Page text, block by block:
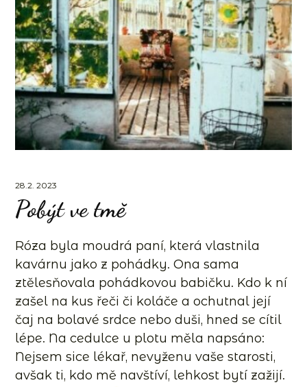
28.2. 2023
Pobýt ve tmě
Róza byla moudrá paní, která vlastnila
kavárnu jako z pohádky. Ona sama
ztělesňovala pohádkovou babičku. Kdo k ní
zašel na kus řeči či koláče a ochutnal její
čaj na bolavé srdce nebo duši, hned se cítil
lépe. Na cedulce u plotu měla napsáno:
Nejsem sice lékař, nevyženu vaše starosti,
avšak ti, kdo mě navštíví, lehkost bytí zažijí.